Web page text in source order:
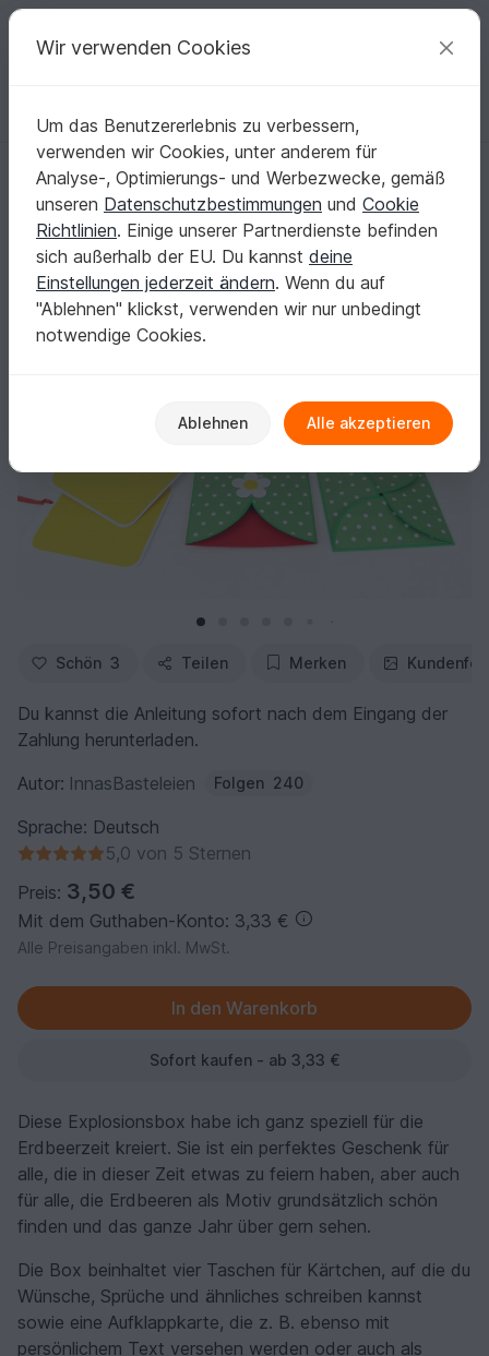
Deine kreativen Ideen
Deutsch | € (EUR) einloggen Kostenlos registrieren
Startseite Basteln
Basteln mit Papier
Geschenkverpackung
Explosionsbox – Erdbeere – Bastelvorlagen und Anleitung
Explosionsbox – Erdbeere – Bastelvorlagen
und Anleitung
Schön 3 Teilen Merken
Du kannst die Anleitung sofort nach dem Eingang der
Zahlung herunterladen.
Autor: InnasBasteleien Folgen 240
Sprache: Deutsch
5,0 von 5 Sternen
Preis: 3,50 €
Mit dem Guthaben-Konto: 3,33 €
Alle Preisangaben inkl. MwSt.
Sofort kaufen - ab 3,33 €
Diese Explosionsbox habe ich ganz speziell für die
Erdbeerzeit kreiert. Sie ist ein perfektes Geschenk für
alle, die in dieser Zeit etwas zu feiern haben, aber auch
für alle, die Erdbeeren als Motiv grundsätzlich schön
finden und das ganze Jahr über gern sehen.
Die Box beinhaltet vier Taschen für Kärtchen, auf die du
Wünsche, Sprüche und ähnliches schreiben kannst
sowie eine Aufklappkarte, die z. B. ebenso mit
persönlichem Text versehen werden oder auch als
Wir verwenden Cookies
Um das Benutzererlebnis zu verbessern,
verwenden wir Cookies, unter anderem für
Analyse-, Optimierungs- und Werbezwecke, gemäß
unseren Datenschutzbestimmungen und Cookie
Richtlinien. Einige unserer Partnerdienste befinden
sich außerhalb der EU. Du kannst deine
Einstellungen jederzeit ändern. Wenn du auf
"Ablehnen" klickst, verwenden wir nur unbedingt
notwendige Cookies.
Ablehnen Alle akzeptieren